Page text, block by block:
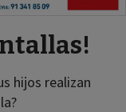
hijos realizan